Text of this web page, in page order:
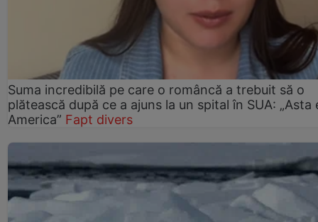
Suma incredibilă pe care o româncă a trebuit să o
plătească după ce a ajuns la un spital în SUA: „Asta
America” Fapt divers